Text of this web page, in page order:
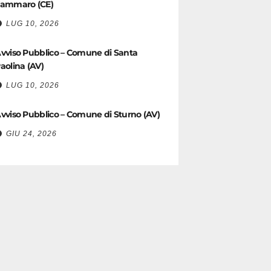
(CE)
LUG 10, 2026
Pubblico – Comune di Santa
(AV)
LUG 10, 2026
Pubblico – Comune di Sturno (AV)
GIU 24, 2026